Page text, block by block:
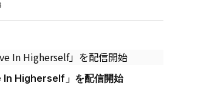
In Higherself」を配信開始